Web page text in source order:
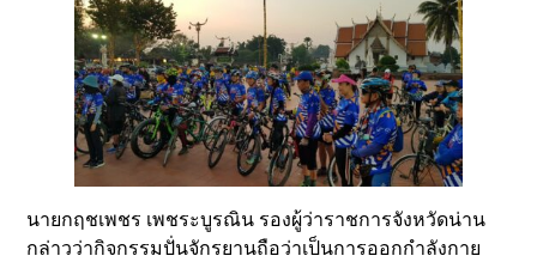
นายกฤชเพชร เพชระบูรณิน รองผู้ว่าราชการจังหวัดน่าน
กล่าวว่ากิจกรรมปั่นจักรยานถือว่าเป็นการออกกำลังกาย